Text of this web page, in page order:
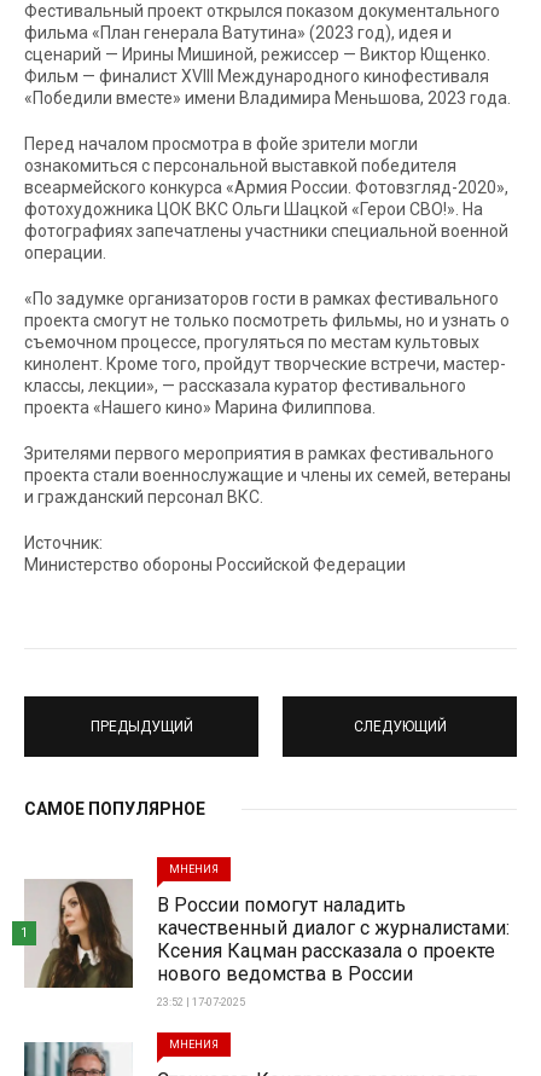
Фестивальный проект открылся показом документального
фильма «План генерала Ватутина» (2023 год), идея и
сценарий — Ирины Мишиной, режиссер — Виктор Ющенко.
Фильм — финалист XVIII Международного кинофестиваля
«Победили вместе» имени Владимира Меньшова, 2023 года.
Перед началом просмотра в фойе зрители могли
ознакомиться с персональной выставкой победителя
всеармейского конкурса «Армия России. Фотовзгляд-2020»,
фотохудожника ЦОК ВКС Ольги Шацкой «Герои СВО!». На
фотографиях запечатлены участники специальной военной
операции.
«По задумке организаторов гости в рамках фестивального
проекта смогут не только посмотреть фильмы, но и узнать о
съемочном процессе, прогуляться по местам культовых
кинолент. Кроме того, пройдут творческие встречи, мастер-
классы, лекции», — рассказала куратор фестивального
проекта «Нашего кино» Марина Филиппова.
Зрителями первого мероприятия в рамках фестивального
проекта стали военнослужащие и члены их семей, ветераны
и гражданский персонал ВКС.
Источник:
Министерство обороны Российской Федерации
ПРЕДЫДУЩИЙ СЛЕДУЮЩИЙ
САМОЕ ПОПУЛЯРНОЕ
МНЕНИЯ
В России помогут наладить
качественный диалог с журналистами:
Ксения Кацман рассказала о проекте
нового ведомства в России
23:52 | 17-07-2025
1
МНЕНИЯ